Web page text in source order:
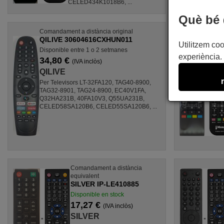
CELED434K1018B6, ...
Comandament a distància original
QILIVE 30604616CXHUN011
Disponible entre 1 o 2 setmanes
34,80 € (IVA inclòs)
QILIVE
Per Televisors LT-32FA120, TAG40-8900,
TAG32-8901, TAG24-8900, EC40V1FA,
Q32HA231B, 40FA10V3, Q55UA231B,
CELED58SA120B6, CELED55SA120B6, ...
Comandament a distància
equivalent
SILVER IP-LE410885
Disponible en stock
17,27 € (IVA inclòs)
SILVER
Què
Utilitzem
experiència.